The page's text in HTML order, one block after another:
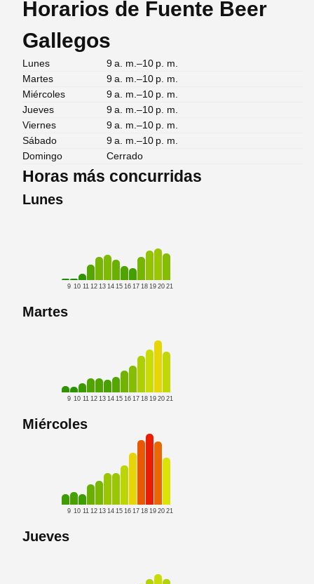
Horarios de Fuente Beer
Gallegos
Lunes
9 a. m.–10 p. m.
Martes
9 a. m.–10 p. m.
Miércoles
9 a. m.–10 p. m.
Jueves
9 a. m.–10 p. m.
Viernes
9 a. m.–10 p. m.
Sábado
9 a. m.–10 p. m.
Domingo
Cerrado
Horas más concurridas
Lunes
9 10 11 12 13 14 15 16 17 18 19 20 21
Martes
9 10 11 12 13 14 15 16 17 18 19 20 21
Miércoles
9 10 11 12 13 14 15 16 17 18 19 20 21
Jueves